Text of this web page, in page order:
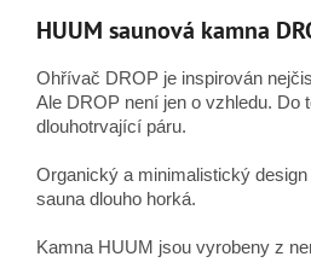
HUUM saunová kamna
Ohřívač DROP je inspirován
Ale DROP není jen o vzhledu.
dlouhotrvající páru.
Organický a minimalistický
sauna dlouho horká.
Kamna HUUM jsou vyrobeny z